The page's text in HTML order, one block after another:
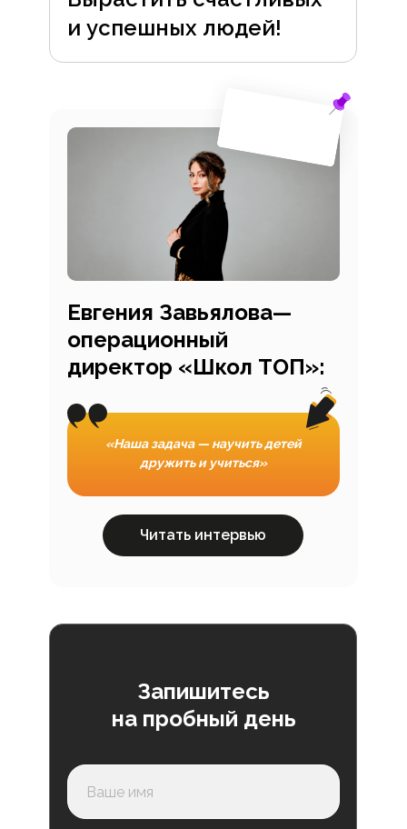
и успешных людей!
Евгения Завьялова—
операционный
директор «Школ ТОП»:
«Наша задача — научить детей
дружить и учиться»
Читать интервью
Запишитесь
на пробный день